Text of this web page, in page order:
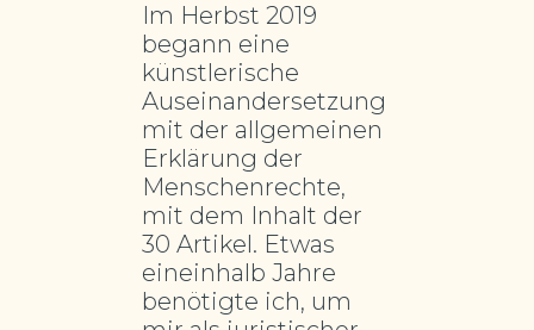
Im Herbst 2019
begann eine
künstlerische
Auseinandersetzung
mit der allgemeinen
Erklärung der
Menschenrechte,
mit dem Inhalt der
30 Artikel. Etwas
eineinhalb Jahre
benötigte ich, um